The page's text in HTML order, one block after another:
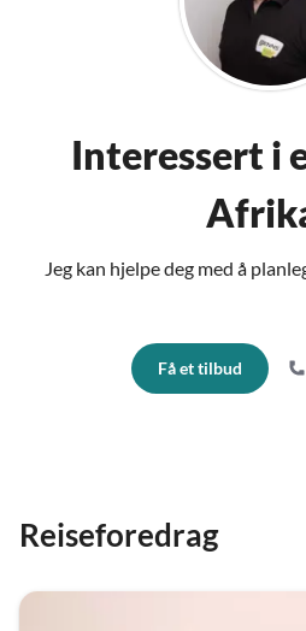
Interessert i
Jeg kan hjelpe deg med å
Få et tilbud
Reiseforedrag